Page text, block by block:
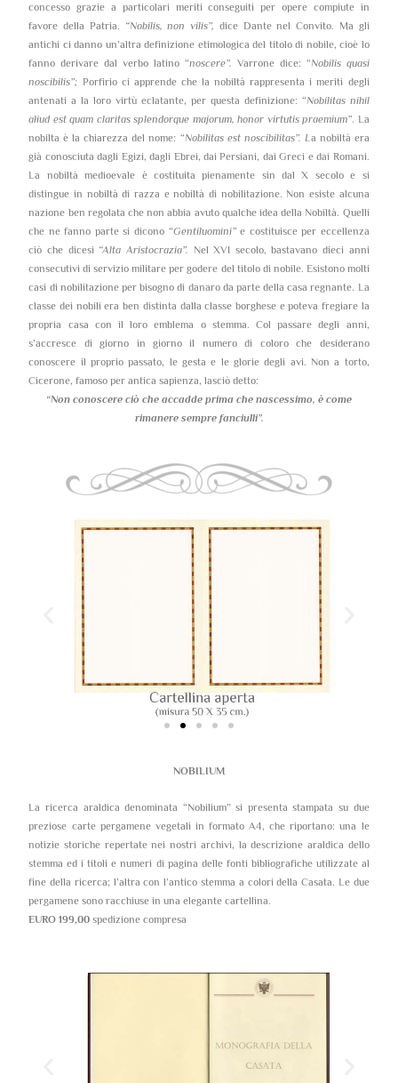
concesso grazie a particolari meriti conseguiti per opere compiute in
favore della Patria. “Nobilis, non vilis”, dice Dante nel Convito. Ma gli
antichi ci danno un’altra definizione etimologica del titolo di nobile, cioè lo
fanno derivare dal verbo latino “noscere”. Varrone dice: “Nobilis quasi
noscibilis”; Porfirio ci apprende che la nobiltà rappresenta i meriti degli
antenati a la loro virtù eclatante, per questa definizione: “Nobilitas nihil
aliud est quam claritas splendorque majorum, honor virtutis praemium”. La
nobilta è la chiarezza del nome: “Nobilitas est noscibilitas”. La nobiltà era
già conosciuta dagli Egizi, dagli Ebrei, dai Persiani, dai Greci e dai Romani.
La nobiltà medioevale è costituita pienamente sin dal X secolo e si
distingue in nobiltà di razza e nobiltà di nobilitazione. Non esiste alcuna
nazione ben regolata che non abbia avuto qualche idea della Nobiltà. Quelli
che ne fanno parte si dicono “Gentiluomini”e costituisce per eccellenza
ciò che dicesi “Alta Aristocrazia”. Nel XVI secolo, bastavano dieci anni
consecutivi di servizio militare per godere del titolo di nobile. Esistono molti
casi di nobilitazione per bisogno di danaro da parte della casa regnante. La
classe dei nobili era ben distinta dalla classe borghese e poteva fregiare la
propria casa con il loro emblema o stemma. Col passare degli anni,
s’accresce di giorno in giorno il numero di coloro che desiderano
conoscere il proprio passato, le gesta e le glorie degli avi. Non a torto,
Cicerone, famoso per antica sapienza, lasciò detto:
“Non conoscere ciò che accadde prima che nascessimo, è come
rimanere sempre fanciulli”.
NOBILIUM
La ricerca araldica denominata “Nobilium” si presenta stampata su due
preziose carte pergamene vegetali in formato A4, che riportano: una le
notizie storiche repertate nei nostri archivi, la descrizione araldica dello
stemma ed i titoli e numeri di pagina delle fonti bibliografiche utilizzate al
fine della ricerca; l’altra con l’antico stemma a colori della Casata. Le due
pergamene sono racchiuse in una elegante cartellina.
EURO 199,00 spedizione compresa